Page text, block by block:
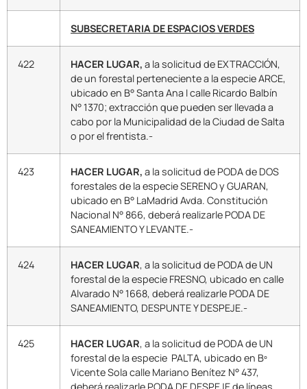
SUBSECRETARIA DE ESPACIOS VERDES
422 HACER LUGAR, a la solicitud de EXTRACCIÓN,
de un forestal perteneciente a la especie ARCE,
ubicado en B° Santa Ana I calle Ricardo Balbín
N° 1370; extracción que pueden ser llevada a
cabo por la Municipalidad de la Ciudad de Salta
o por el frentista.-
423 HACER LUGAR, a la solicitud de PODA de DOS
forestales de la especie SERENO y GUARAN,
ubicado en B° LaMadrid Avda. Constitución
Nacional N° 866, deberá realizarle PODA DE
SANEAMIENTO Y LEVANTE.-
424 HACER LUGAR, a la solicitud de PODA de UN
forestal de la especie FRESNO, ubicado en calle
Alvarado N° 1668, deberá realizarle PODA DE
SANEAMIENTO, DESPUNTE Y DESPEJE.-
425 HACER LUGAR, a la solicitud de PODA de UN
forestal de la especie PALTA, ubicado en Bº
Vicente Sola calle Mariano Benítez N° 437,